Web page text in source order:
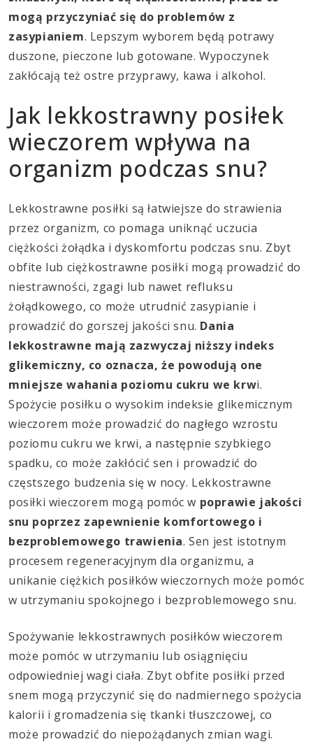
mogą przyczyniać się do problemów z
zasypianiem. Lepszym wyborem będą potrawy
duszone, pieczone lub gotowane. Wypoczynek
zakłócają też ostre przyprawy, kawa i alkohol.
Jak lekkostrawny posiłek
wieczorem wpływa na
organizm podczas snu?
Lekkostrawne posiłki są łatwiejsze do strawienia
przez organizm, co pomaga uniknąć uczucia
ciężkości żołądka i dyskomfortu podczas snu. Zbyt
obfite lub ciężkostrawne posiłki mogą prowadzić do
niestrawności, zgagi lub nawet refluksu
żołądkowego, co może utrudnić zasypianie i
prowadzić do gorszej jakości snu. Dania
lekkostrawne mają zazwyczaj niższy indeks
glikemiczny, co oznacza, że powodują one
mniejsze wahania poziomu cukru we krwi.
Spożycie posiłku o wysokim indeksie glikemicznym
wieczorem może prowadzić do nagłego wzrostu
poziomu cukru we krwi, a następnie szybkiego
spadku, co może zakłócić sen i prowadzić do
częstszego budzenia się w nocy. Lekkostrawne
posiłki wieczorem mogą pomóc w poprawie jakości
snu poprzez zapewnienie komfortowego i
bezproblemowego trawienia. Sen jest istotnym
procesem regeneracyjnym dla organizmu, a
unikanie ciężkich posiłków wieczornych może pomóc
w utrzymaniu spokojnego i bezproblemowego snu.
Spożywanie lekkostrawnych posiłków wieczorem
może pomóc w utrzymaniu lub osiągnięciu
odpowiedniej wagi ciała. Zbyt obfite posiłki przed
snem mogą przyczynić się do nadmiernego spożycia
kalorii i gromadzenia się tkanki tłuszczowej, co
może prowadzić do niepożądanych zmian wagi.